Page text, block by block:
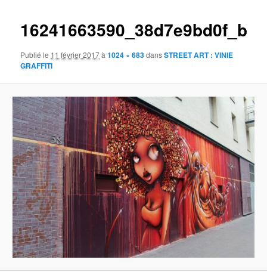
16241663590_38d7e9bd0f_b
Publié le 11 février 2017à1024 × 683dansSTREET ART : VINIE
GRAFFITI